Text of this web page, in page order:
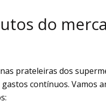
do
prateleiras dos
contínuos. Vamos